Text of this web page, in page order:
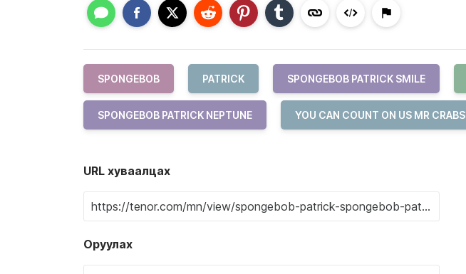
SPONGEBOB PATRICK SPONGEBOB PATRICK SMILE
SPONGEBOB PATRICK NEPTUNE YOU CAN COUNT ON US MR CRABS
URL хуваалцах
Оруулах